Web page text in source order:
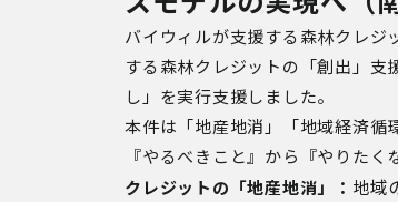
バイウィルが支援する森林クレジ
する森林クレジットの「創出」
し」を実行支援しました。
本件は「地産地消」「地域経済循
『やるべきこと』から『やりた
クレジットの「地産地消」： 地域